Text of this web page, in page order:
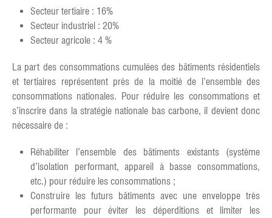
Secteur tertiaire : 16%
Secteur industriel : 20%
Secteur agricole : 4 %
La part des consommations cumulées des bâtiments résidentiels
et tertiaires représentent près de la moitié de l’ensemble des
consommations nationales. Pour réduire les consommations et
s’inscrire dans la stratégie nationale bas carbone, il devient donc
nécessaire de :
Réhabiliter l’ensemble des bâtiments existants (système
d’isolation performant, appareil à basse consommations,
etc.) pour réduire les consommations ;
Construire les futurs bâtiments avec une enveloppe très
performante pour éviter les déperditions et limiter les